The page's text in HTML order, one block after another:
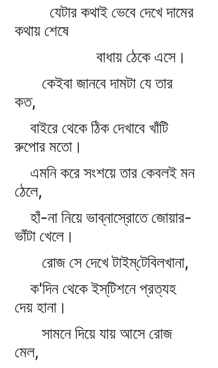
যেটার কথাই ভেবে দেখে দামের
কথায় শেষে
বাধায় ঠেকে এসে।
কেইবা জানবে দামটা যে তার
কত,
বাইরে থেকে ঠিক দেখাবে খাঁটি
রুপোর মতো।
এমনি করে সংশয়ে তার কেবলই মন
ঠেলে,
হাঁ-না নিয়ে ভাব্‌নাস্রোতে জোয়ার-
ভাঁটা খেলে।
রোজ সে দেখে টাইম্‌টেবিলখানা,
ক'দিন থেকে ইস্‌টিশনে প্রত্যহ
দেয় হানা।
সামনে দিয়ে যায় আসে রোজ
মেল,